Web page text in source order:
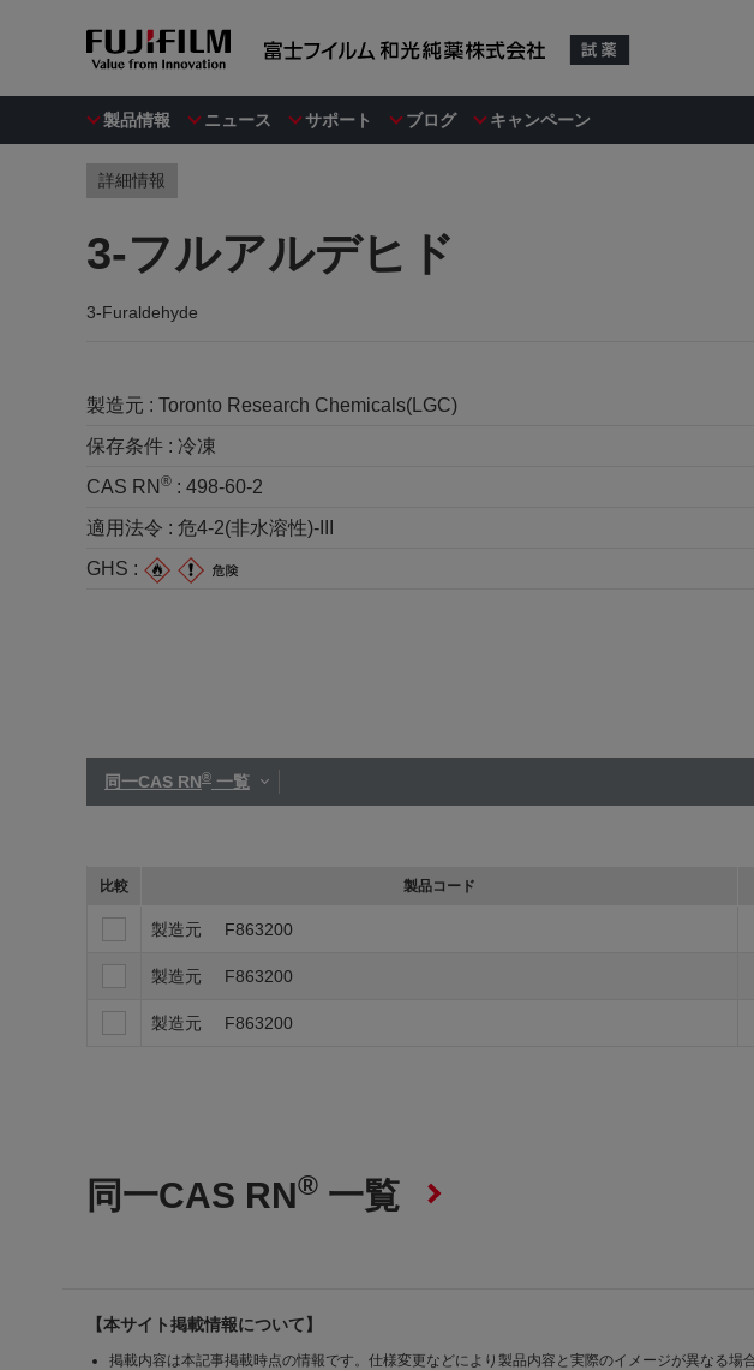
製品情報 ニュース サポート ブログ キャンペーン
詳細情報
3-フルアルデヒド
3-Furaldehyde
製造元 : Toronto Research Chemicals(LGC)
保存条件 : 冷凍
CAS RN ® : 498-60-2
適用法令 : 危4-2(非水溶性)-III
GHS :
同一CAS RN® 一覧
比較 製品コード
製造元 F863200
製造元 F863200
製造元 F863200
同一CAS RN® 一覧
【本サイト掲載情報について】
掲載内容は本記事掲載時点の情報です。仕様変更などにより製品内容と実際のイメージが異なる場